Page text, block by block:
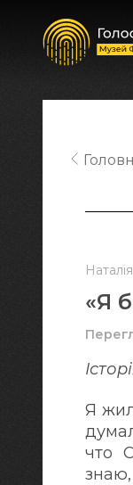
«Я
Я
что